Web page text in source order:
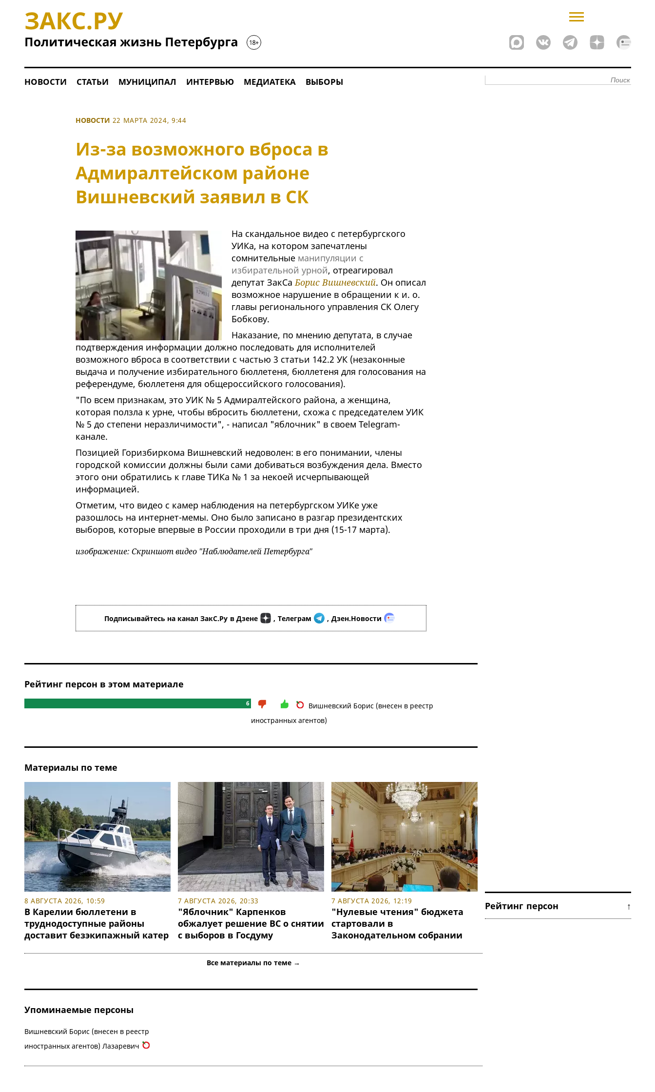
НОВОСТИ СТАТЬИ МУНИЦИПАЛ ИНТЕРВЬЮ МЕДИАТЕКА ВЫБОРЫ
НОВОСТИ 22 МАРТА 2024, 9:44
Из-за возможного вброса в
Адмиралтейском районе
Вишневский заявил в СК
На скандальное видео с петербургского
УИКа, на котором запечатлены
сомнительные манипуляции с
избирательной урной, отреагировал
депутат ЗакСаБорис Вишневский. Он описал
возможное нарушение в обращении к и. о.
главы регионального управления СК Олегу
Бобкову.
Наказание, по мнению депутата, в случае
подтверждения информации должно последовать для исполнителей
возможного вброса в соответствии с частью 3 статьи 142.2 УК (незаконные
выдача и получение избирательного бюллетеня, бюллетеня для голосования на
референдуме, бюллетеня для общероссийского голосования).
"По всем признакам, это УИК № 5 Адмиралтейского района, а женщина,
которая ползла к урне, чтобы вбросить бюллетени, схожа с председателем УИК
№ 5 до степени неразличимости", - написал "яблочник" в своем Telegram-
канале.
Позицией Горизбиркома Вишневский недоволен: в его понимании, члены
городской комиссии должны были сами добиваться возбуждения дела. Вместо
этого они обратились к главе ТИКа № 1 за некоей исчерпывающей
информацией.
Отметим, что видео с камер наблюдения на петербургском УИКе уже
разошлось на интернет-мемы. Оно было записано в разгар президентских
выборов, которые впервые в России проходили в три дня (15-17 марта).
изображение: Скриншот видео "Наблюдателей Петербурга"
Подписывайтесь на канал ЗакС.Ру в Дзене , Телеграм , Дзен.Новости
Рейтинг персон в этом материале
6
Вишневский Борис (внесен в реестр
иностранных агентов)
Материалы по теме
8 АВГУСТА 2026, 10:59
В Карелии бюллетени в
труднодоступные районы
доставит безэкипажный катер
7 АВГУСТА 2026, 20:33
"Яблочник" Карпенков
обжалует решение ВС о снятии
с выборов в Госдуму
7 АВГУСТА 2026, 12:19
"Нулевые чтения" бюджета
стартовали в
Законодательном собрании
Все материалы по теме →
Упоминаемые персоны
Вишневский Борис (внесен в реестр
иностранных агентов) Лазаревич
Рейтинг персон ↑